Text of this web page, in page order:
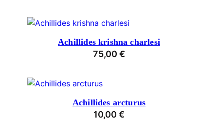
Achillides krishna charlesi
75,00 €
Achillides arcturus
10,00 €